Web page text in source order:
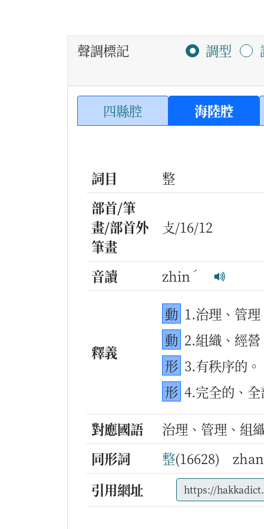
聲調標記 調型
四縣腔 海陸腔
詞目
整
部首/筆
畫/部首外
筆畫
攴/16/12
音讀 zhin ˊ
釋義
動 1.治理、管
動 2.組織、經營
形 3.有秩序的。
形 4.完全的、
對應國語
治理、管理、組
同形詞
整(16628)
引用網址